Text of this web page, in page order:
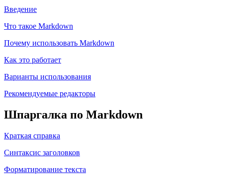
Введение
Что такое Markdown
Почему использовать Markdown
Как это работает
Варианты использования
Рекомендуемые редакторы
Шпаргалка по Markdown
Краткая справка
Синтаксис заголовков
Форматирование текста